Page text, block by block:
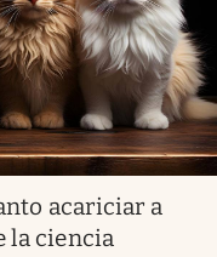
acariciar a
la ciencia